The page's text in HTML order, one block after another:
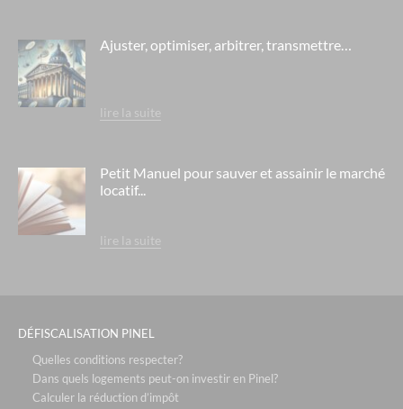
Ajuster, optimiser, arbitrer, transmettre…
lire la suite
Petit Manuel pour sauver et assainir le marché
locatif...
lire la suite
DÉFISCALISATION PINEL
Quelles conditions respecter?
Dans quels logements peut-on investir en Pinel?
Calculer la réduction d’impôt